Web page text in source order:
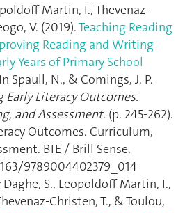
Martin, I., Thevenaz-
V. (2019).Teaching Reading
Reading and Writing
Years of Primary School
Spaull, N., & Comings, J. P.
Early Literacy Outcomes.
and Assessment. (p. 245‑262).
Outcomes. Curriculum,
BIE / Brill Sense.
9789004402379_014
Daghe, S., Leopoldoff Martin, I.,
Christen, T., & Toulou,